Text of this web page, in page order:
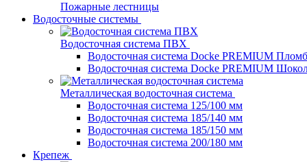
Пожарные лестницы
Водосточные системы
Водосточная система ПВХ
Водосточная система Docke PREMIUM
Водосточная система Docke PREMIUM
Металлическая водосточная система
Водосточная система 125/100 мм
Водосточная система 185/140 мм
Водосточная система 185/150 мм
Водосточная система 200/180 мм
Крепеж